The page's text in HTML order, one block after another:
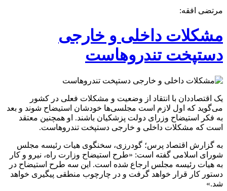
مرتضی افقه:
مشکلات داخلی و خارجی
دستپخت تندروهاست
یک اقتصاددان با انتقاد از وضعیت و مشکلات فعلی در کشور
می‌گوید که اول لازم است مجلسی‌ها خودشان استیضاح شوند و بعد
به فکر استیضاح وزرای دولت پزشکیان باشند. او همچنین معتقد
است که مشکلات داخلی و خارجی دستپخت تندروهاست.
به گزارش اقتصاد پرس؛ گودرزی، سخنگوی هیات رئیسه مجلس
شورای اسلامی گفته است: «طرح استیضاح وزارت راه، نیرو و کار
به هیات رئیسه مجلس ارجاع شده است. این سه طرح استیضاح در
دستور کار قرار خواهد گرفت و در چارچوب منطقی پیگیری خواهد
شد.»